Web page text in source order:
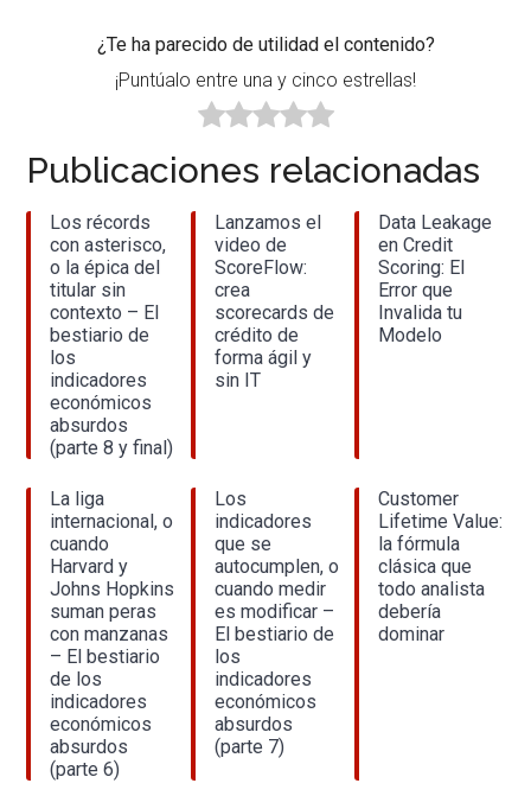
¿Te ha parecido de utilidad el contenido?
¡Puntúalo entre una y cinco estrellas!
Publicaciones relacionadas
Los récords
con asterisco,
o la épica del
titular sin
contexto – El
bestiario de
los
indicadores
económicos
absurdos
(parte 8 y final)
Lanzamos el
video de
ScoreFlow:
crea
scorecards de
crédito de
forma ágil y
sin IT
Data Leakage
en Credit
Scoring: El
Error que
Invalida tu
Modelo
La liga
internacional, o
cuando
Harvard y
Johns Hopkins
suman peras
con manzanas
– El bestiario
de los
indicadores
económicos
absurdos
(parte 6)
Los
indicadores
que se
autocumplen, o
cuando medir
es modificar –
El bestiario de
los
indicadores
económicos
absurdos
(parte 7)
Customer
Lifetime Value:
la fórmula
clásica que
todo analista
debería
dominar